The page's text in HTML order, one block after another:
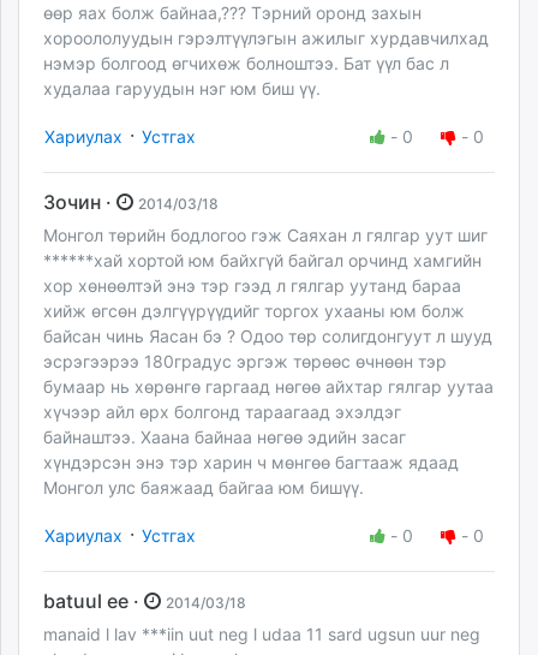
өөр яах болж байнаа,??? Тэрний оронд захын
хороололуудын гэрэлтүүлэгын ажилыг хурдавчилхад
нэмэр болгоод өгчихөж болноштээ. Бат үүл бас л
худалаа гаруудын нэг юм биш үү.
Хариулах · Устгах - 0 - 0
Зочин · 2014/03/18
Монгол төрийн бодлогоо гэж Саяхан л гялгар уут шиг
******хай хортой юм байхгүй байгал орчинд хамгийн
хор хөнөөлтэй энэ тэр гээд л гялгар уутанд бараа
хийж өгсөн дэлгүүрүүдийг торгох ухааны юм болж
байсан чинь Яасан бэ ? Одоо төр солигдонгуут л шууд
эсрэгээрээ 180градус эргэж төрөөс өчнөөн тэр
бумаар нь хөрөнгө гаргаад нөгөө айхтар гялгар уутаа
хүчээр айл өрх болгонд тараагаад эхэлдэг
байнаштээ. Хаана байнаа нөгөө эдийн засаг
хүндэрсэн энэ тэр харин ч мөнгөө багтааж ядаад
Монгол улс баяжаад байгаа юм бишүү.
Хариулах · Устгах - 0 - 0
batuul ee · 2014/03/18
manaid l lav ***iin uut neg l udaa 11 sard ugsun uur neg